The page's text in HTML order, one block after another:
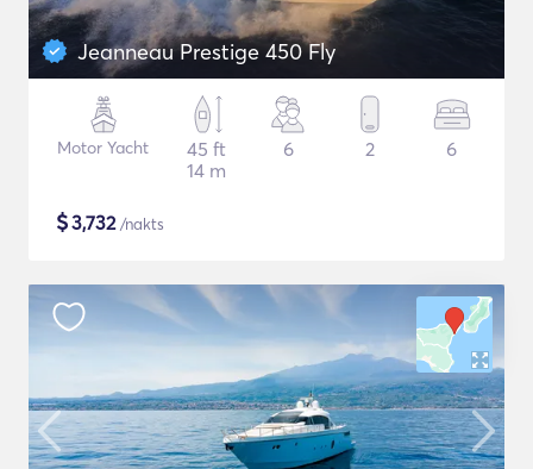
Jeanneau Prestige 450 Fly
Motor Yacht
45 ft
14 m
6 2 6
$3,732/nakts